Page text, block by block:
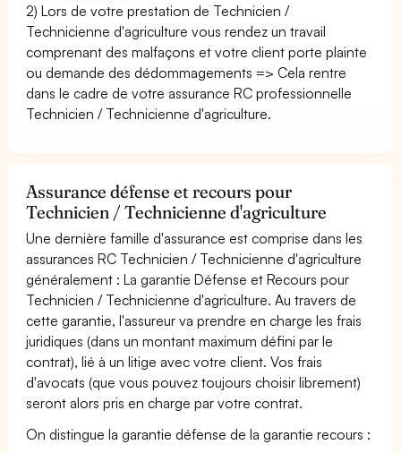
2) Lors de votre prestation de Technicien /
Technicienne d'agriculture vous rendez un travail
comprenant des malfaçons et votre client porte plainte
ou demande des dédommagements => Cela rentre
dans le cadre de votre assurance RC professionnelle
Technicien / Technicienne d'agriculture.
Assurance défense et recours pour
Technicien / Technicienne d'agriculture
Une dernière famille d'assurance est comprise dans les
assurances RC Technicien / Technicienne d'agriculture
généralement : La garantie Défense et Recours pour
Technicien / Technicienne d'agriculture. Au travers de
cette garantie, l'assureur va prendre en charge les frais
juridiques (dans un montant maximum défini par le
contrat), lié à un litige avec votre client. Vos frais
d'avocats (que vous pouvez toujours choisir librement)
seront alors pris en charge par votre contrat.
On distingue la garantie défense de la garantie recours :